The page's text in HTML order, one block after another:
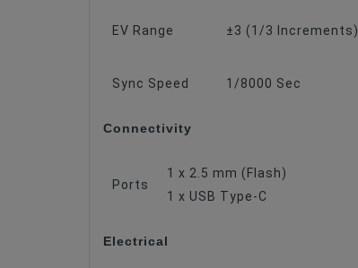
EV Range ±3 (1/3 Increments)
Sync Speed 1/8000 Sec
Connectivity
Ports
1 x 2.5 mm (Flash)
1 x USB Type-C
Electrical